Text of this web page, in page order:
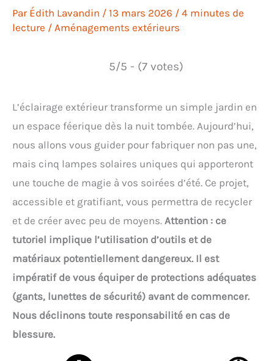
Par Édith Lavandin / 13 mars 2026 / 4 minutes de
lecture / Aménagements extérieurs
5/5 - (7 votes)
L’éclairage extérieur transforme un simple jardin en
un espace féerique dès la nuit tombée. Aujourd’hui,
nous allons vous guider pour fabriquer non pas une,
mais cinq lampes solaires uniques qui apporteront
une touche de magie à vos soirées d’été. Ce projet,
accessible et gratifiant, vous permettra de recycler
et de créer avec peu de moyens. Attention : ce
tutoriel implique l’utilisation d’outils et de
matériaux potentiellement dangereux. Il est
impératif de vous équiper de protections adéquates
(gants, lunettes de sécurité) avant de commencer.
Nous déclinons toute responsabilité en cas de
blessure.